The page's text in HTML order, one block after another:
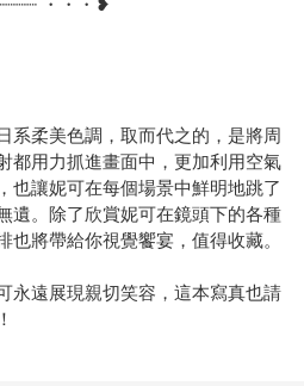
・・・❥
系柔美色調，取而代之的，是將周
都用力抓進畫面中，更加利用空氣
也讓妮可在每個場景中鮮明地跳了
遺。除了欣賞妮可在鏡頭下的各種
將帶給你視覺饗宴，值得收藏。
永遠展現親切笑容，這本寫真也請